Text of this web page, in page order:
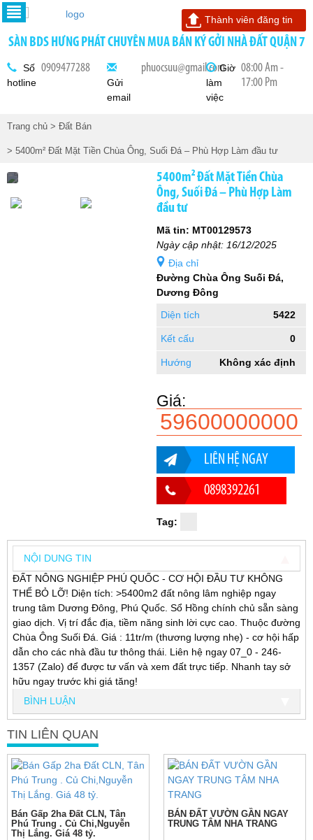
SÀN BDS HƯNG PHÁT CHUYÊN MUA BÁN KÝ GỞI NHÀ ĐẤT QUẬN 7
Số
hotline
0909477288
Gửi
email
phuocsuu@gmail.comGiờ
làm
việc
08:00 Am -
17:00 Pm
Thành viên đăng tin
Trang chủ > Đất Bán
> 5400m² Đất Mặt Tiền Chùa Ông, Suối Đá – Phù Hợp Làm đầu tư
5400m² Đất Mặt Tiền Chùa
Ông, Suối Đá – Phù Hợp Làm
đầu tư
Mã tin: MT00129573
Ngày cập nhật: 16/12/2025
Địa chỉ
Đường Chùa Ông Suối Đá,
Dương Đông
Diện tích
5422
Kết cấu 0
Hướng Không xác định
Giá:
59600000000
LIÊN HỆ NGAY
0898392261
Tag:
NỘI DUNG TIN
ĐẤT NÔNG NGHIỆP PHÚ QUỐC - CƠ HỘI ĐẦU TƯ KHÔNG
THỂ BỎ LỠ! Diện tích: >5400m2 đất nông lâm nghiệp ngay
trung tâm Dương Đông, Phú Quốc. Sổ Hồng chính chủ sẵn sàng
giao dịch. Vị trí đắc địa, tiềm năng sinh lời cực cao. Thuộc đường
Chùa Ông Suối Đá. Giá : 11tr/m (thương lượng nhẹ) - cơ hội hấp
dẫn cho các nhà đầu tư thông thái. Liên hệ ngay 07_0 - 246-
1357 (Zalo) để được tư vấn và xem đất trực tiếp. Nhanh tay sở
hữu ngay trước khi giá tăng!
BÌNH LUẬN
TIN LIÊN QUAN
Bán Gấp 2ha Đất CLN, Tân
Phú Trung . Củ Chi,Nguyễn
Thị Lắng. Giá 48 tỷ.
BÁN ĐẤT VƯỜN GẦN NGAY
TRUNG TÂM NHA TRANG